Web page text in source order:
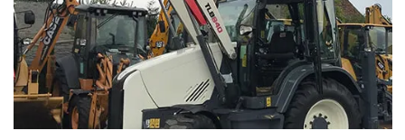
Смотреть проект